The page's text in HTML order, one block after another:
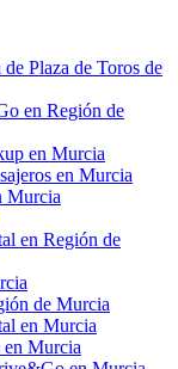
Plaza de Toros de
en Región de
en Murcia
en Murcia
Murcia
en Región de
de Murcia
en Murcia
en Murcia